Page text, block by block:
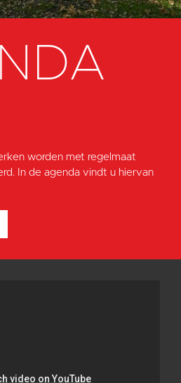
worden met regelmaat
In de agenda vindt u hiervan